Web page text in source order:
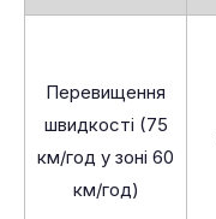
Перевищення
швидкості (75
км/год у зоні 60
км/год)